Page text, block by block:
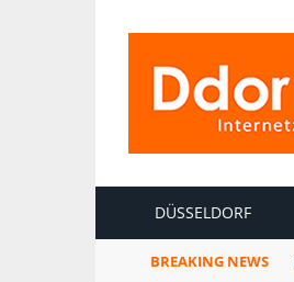
DÜSSELDORF
BREAKING NEWS